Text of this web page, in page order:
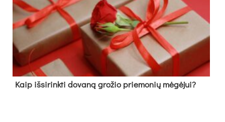
Kaip išsirinkti dovaną grožio priemonių mėgėjui?